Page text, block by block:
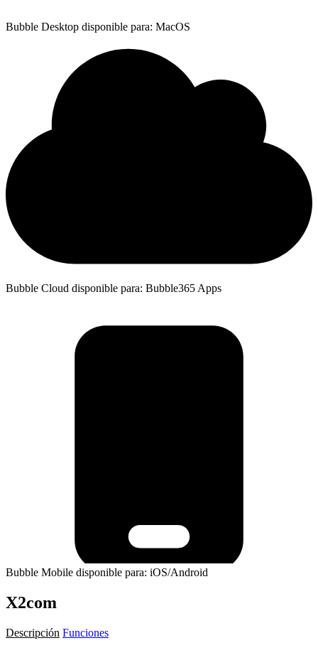
Bubble Desktop disponible para: MacOS
Bubble Cloud disponible para: Bubble365 Apps
Bubble Mobile disponible para: iOS/Android
X2com
Descripción Funciones